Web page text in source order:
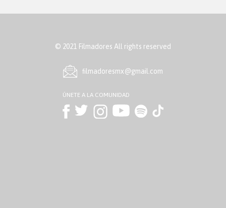
© 2021 Filmadores All rights reserved
ﬁlmadoresmx@gmail.com
ÚNETE A LA COMUNIDAD